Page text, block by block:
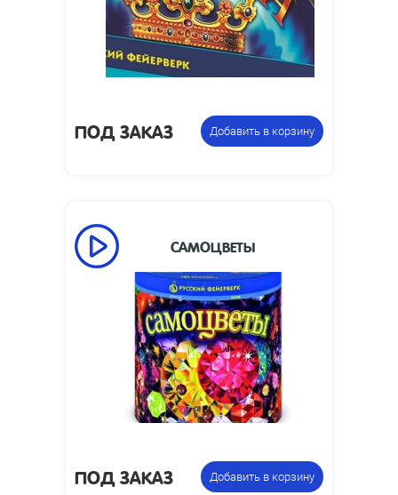
Размеры
упаковки, мм:
160 x 317 x 107
Цена указана за
Фонтан
веерный
ПОД ЗАКАЗ Добавить в корзину
САМОЦВЕТЫ
Время работы,
50
Высота пламени,
1
упаковки, мм:
160 x 317 x 107
Цена указана за
Фонтан
веерный
ПОД ЗАКАЗ Добавить в корзину